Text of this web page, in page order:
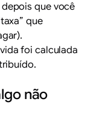
que você
que
foi calculada
não